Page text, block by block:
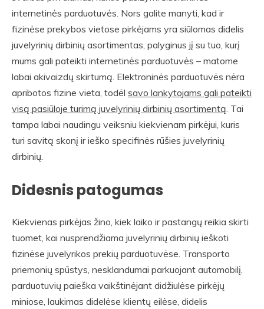
internetinės parduotuvės. Nors galite manyti, kad ir
fizinėse prekybos vietose pirkėjams yra siūlomas didelis
juvelyrinių dirbinių asortimentas, palyginus jį su tuo, kurį
mums gali pateikti internetinės parduotuvės – matome
labai akivaizdų skirtumą. Elektroninės parduotuvės nėra
apribotos fizine vieta, todėl savo lankytojams gali pateikti
visą pasiūloje turimą juvelyrinių dirbinių asortimentą. Tai
tampa labai naudingu veiksniu kiekvienam pirkėjui, kuris
turi savitą skonį ir ieško specifinės rūšies juvelyrinių
dirbinių.
Didesnis patogumas
Kiekvienas pirkėjas žino, kiek laiko ir pastangų reikia skirti
tuomet, kai nusprendžiama juvelyrinių dirbinių ieškoti
fizinėse juvelyrikos prekių parduotuvėse. Transporto
priemonių spūstys, nesklandumai parkuojant automobilį,
parduotuvių paieška vaikštinėjant didžiulėse pirkėjų
miniose, laukimas didelėse klientų eilėse, didelis